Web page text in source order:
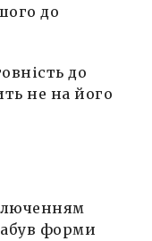
до
до
не на його
форми